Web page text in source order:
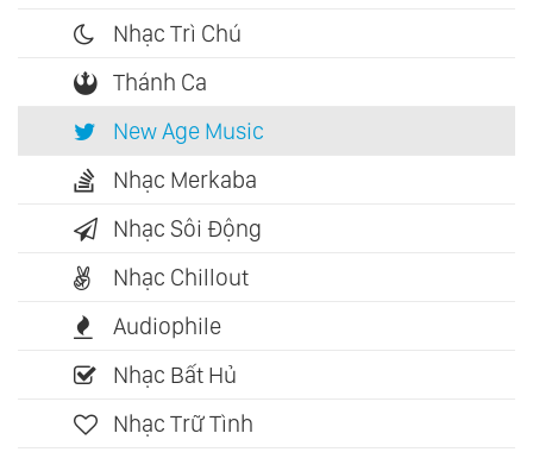
Nhạc Trì Chú
Thánh Ca
New Age Music
Nhạc Merkaba
Nhạc Sôi Động
Nhạc Chillout
Audiophile
Nhạc Bất Hủ
Nhạc Trữ Tình